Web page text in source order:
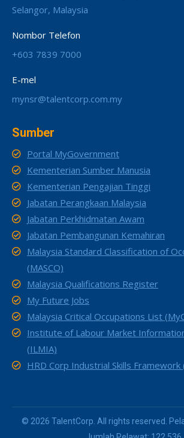
Selangor, Malaysia
Nombor Telefon
+603 7839 7000
E-mel
mynsr@talentcorp.com.my
Sumber
Portal MyGovernment
Kementerian Sumber Manusia
Kementerian Pengajian Tinggi
Jabatan Perangkaan Malaysia
Jabatan Perkhidmatan Awam
Jabatan Pembangunan Kemahiran
Malaysia Standard Classification of
(MASCO)
Malaysia Qualifications Register
My Future Jobs
Malaysia Critical Occupations List
Institute of Labour Market
(ILMIA)
HRD Corp Industrial Skills Framework
© 2026 TalentCorp. All rights reserved.